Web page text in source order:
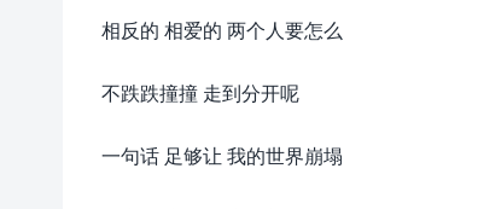
相反的 相爱的 两个人要怎么
不跌跌撞撞 走到分开呢
一句话 足够让 我的世界崩塌